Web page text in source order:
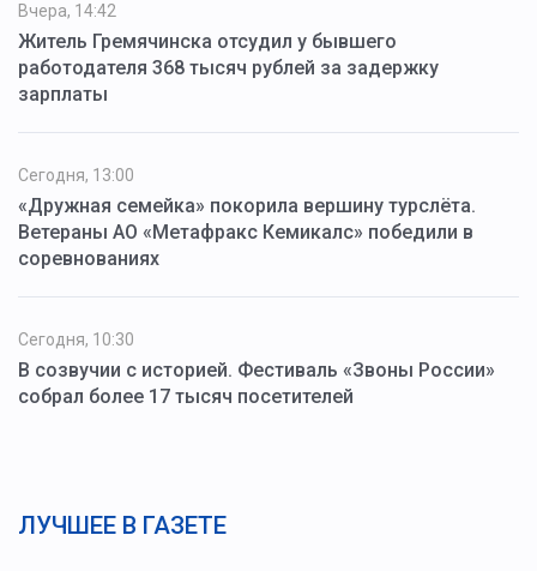
Вчера, 14:42
Житель Гремячинска отсудил у бывшего
работодателя 368 тысяч рублей за задержку
зарплаты
Сегодня, 13:00
«Дружная семейка» покорила вершину турслёта.
Ветераны АО «Метафракс Кемикалс» победили в
соревнованиях
Сегодня, 10:30
В созвучии с историей. Фестиваль «Звоны России»
собрал более 17 тысяч посетителей
ЛУЧШЕЕ В ГАЗЕТЕ